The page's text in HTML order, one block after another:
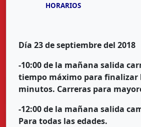
HORARIOS
Día 23 de septiembre del 2018
-10:00 de la mañana salida
tiempo máximo para finalizar
minutos. Carreras para
-12:00 de la mañana salida
Para todas las edades.